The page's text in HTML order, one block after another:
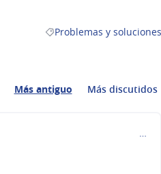
Resultados al filtrar por
Problemas y soluciones
Más antiguo Más discutidos
…